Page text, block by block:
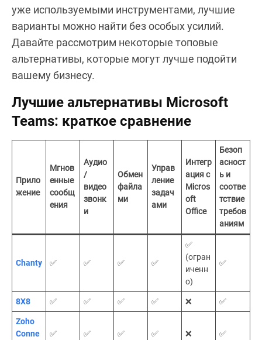
уже используемыми инструментами, лучшие
варианты можно найти без особых усилий.
Давайте рассмотрим некоторые топовые
альтернативы, которые могут лучше подойти
вашему бизнесу.
Лучшие альтернативы Microsoft
Teams: краткое сравнение
Прило
жение
Мгнов
енные
сообщ
ения
Аудио
/
видео
звонк
и
Обмен
файла
ми
Управ
ление
задач
ами
Интегр
ация с
Micros
oft
Office
Безоп
асност
ь и
соотве
тствие
требов
аниям
Chanty ✅ ✅ ✅ ✅
✅
(огран
иченн
о)
✅
8X8 ✅ ✅ ✅ ✅ ❌ ✅
Zoho
Conne
✅ ✅ ✅ ✅ ❌ ✅